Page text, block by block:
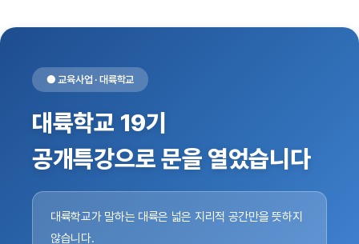
● 교육사업 · 대륙학교
대륙학교 19기
공개특강으로 문을 열었습니다
대륙학교가 말하는 대륙은 넓은 지리적 공간만을 뜻하지
않습니다.